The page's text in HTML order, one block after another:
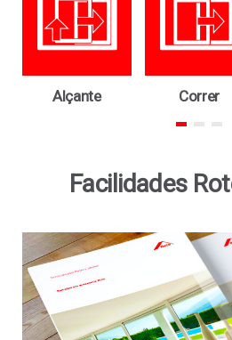
Alçante Correr
Facilidades